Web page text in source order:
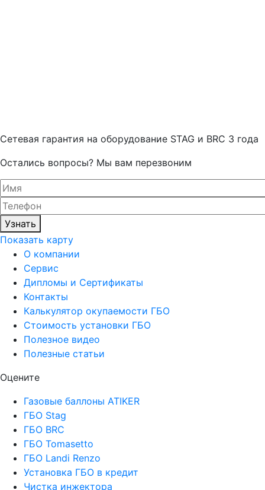
Cетевая гарантия на оборудование STAG и BRC 3 года
Остались вопросы? Мы вам перезвоним
Узнать
Показать карту
О компании
Сервис
Дипломы и Сертификаты
Контакты
Калькулятор окупаемости ГБО
Стоимость установки ГБО
Полезное видео
Полезные статьи
Оцените
Газовые баллоны ATIKER
ГБО Stag
ГБО BRC
ГБО Tomasetto
ГБО Landi Renzo
Установка ГБО в кредит
Чистка инжектора